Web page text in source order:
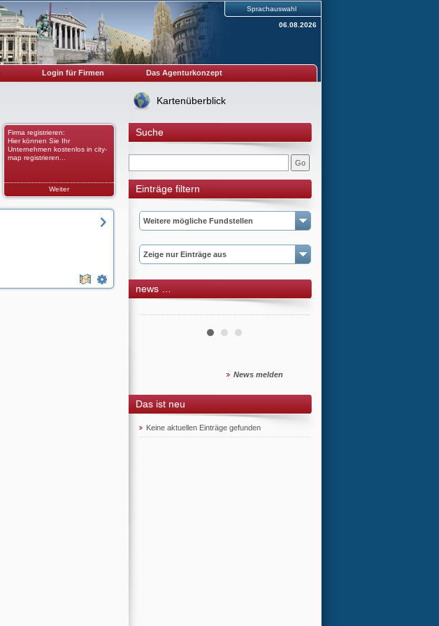
Sprachauswahl
06.08.2026
Login für Firmen Das Agenturkonzept
Firma registrieren:
Hier können Sie Ihr
Unternehmen kostenlos in city-
map registrieren...
Weiter
Kartenüberblick
Suche
Einträge filtern
Weitere mögliche Fundstellen
Zeige nur Einträge aus
news …
News melden
Das ist neu
Keine aktuellen Einträge gefunden